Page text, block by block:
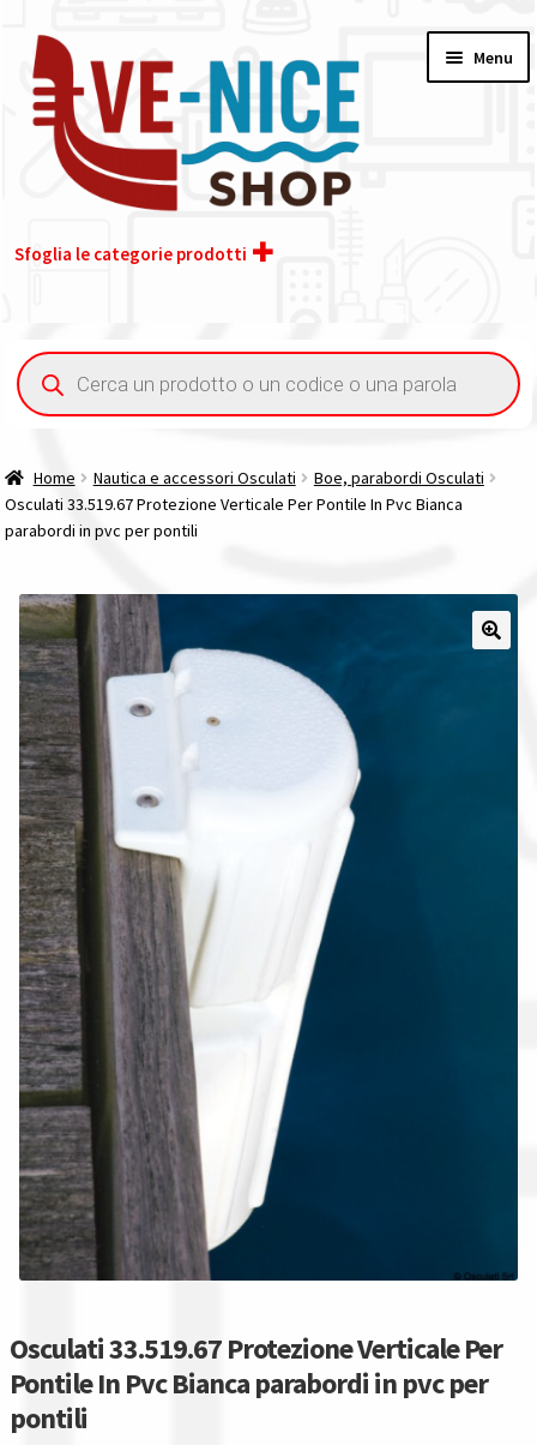
alla
navigazione
contenuto
Menu
Sfoglia le categorie prodotti
Acquisto iva 4% (agevolata)
Contatti
La nostra azienda
Condizioni generali
Acquisti in rete pubblica amministrazione
Assicurazione integrativa Garanzia3
Bonus fiscali 2025
Diritto di recesso
Garanzia del produttore
Gestione resi
Guida all’utilizzo del sito
Pagamenti
Privacy policy
Confronta
Confronta
Ricerca
prodotti
Home Nautica e accessori Osculati
Boe, parabordi Osculati
Osculati 33.519.67 Protezione Verticale Per Pontile In Pvc Bianca
parabordi in pvc per pontili
Osculati 33.519.67 Protezione Verticale Per
Pontile In Pvc Bianca parabordi in pvc per
pontili